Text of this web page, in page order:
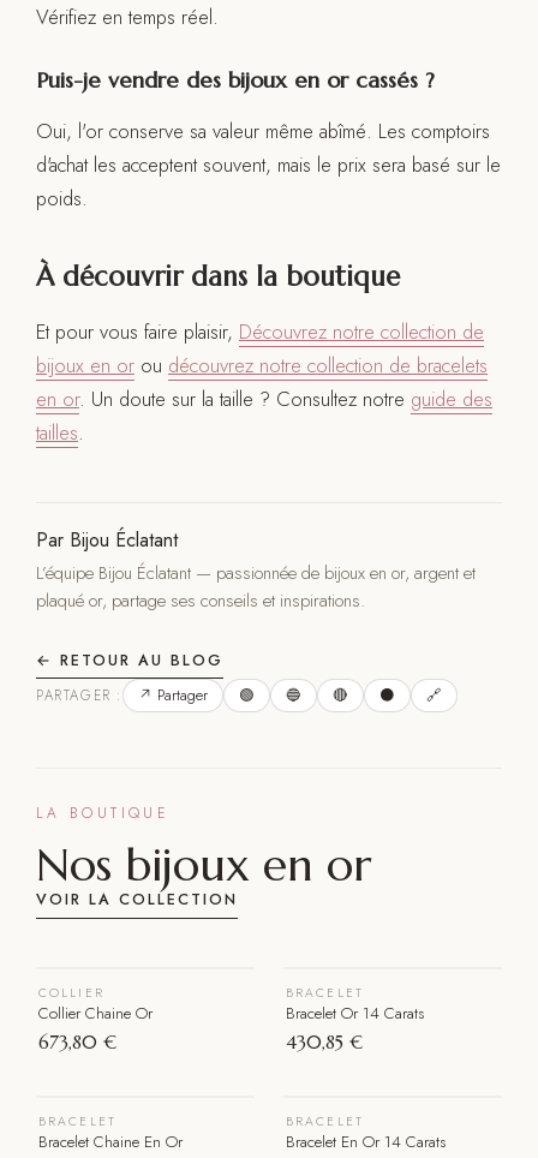
Vérifiez en temps réel.
Puis-je vendre des bijoux en or cassés ?
Oui, l'or conserve sa valeur même abîmé. Les comptoirs
d'achat les acceptent souvent, mais le prix sera basé sur le
poids.
À découvrir dans la boutique
Et pour vous faire plaisir, Découvrez notre collection de
bijoux en or ou découvrez notre collection de bracelets
en or. Un doute sur la taille ? Consultez notre guide des
tailles.
Par Bijou Éclatant
L’équipe Bijou Éclatant — passionnée de bijoux en or, argent et
plaqué or, partage ses conseils et inspirations.
← RETOUR AU BLOG
PARTAGER : ↗ Partager 🟢 🔵 🔴 ⚫ 🔗
LA BOUTIQUE
Nos bijoux en or
VOIR LA COLLECTION
COLLIER
Collier Chaine Or
673,80 €
BRACELET
Bracelet Or 14 Carats
430,85 €
BRACELET
Bracelet Chaine En Or
Épuisé
BRACELET
Bracelet En Or 14 Carats